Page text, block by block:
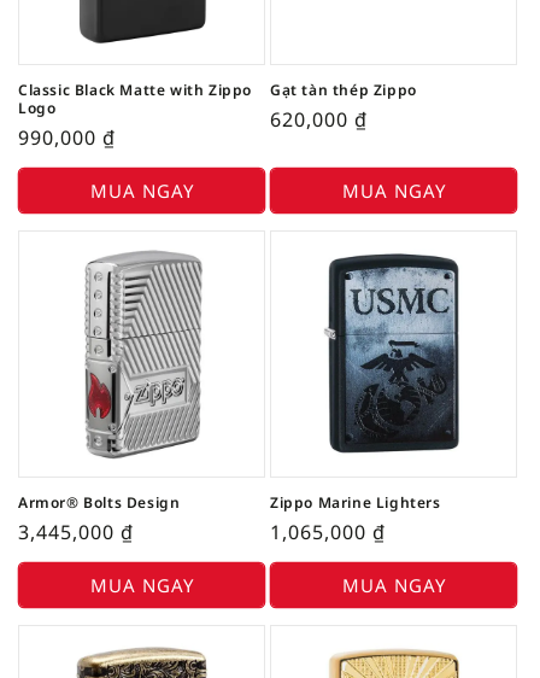
Classic Black Matte with Zippo
Logo
990,000 ₫
MUA NGAY
Gạt tàn thép Zippo
620,000 ₫
MUA NGAY
Armor® Bolts Design
3,445,000 ₫
MUA NGAY
Zippo Marine Lighters
1,065,000 ₫
MUA NGAY